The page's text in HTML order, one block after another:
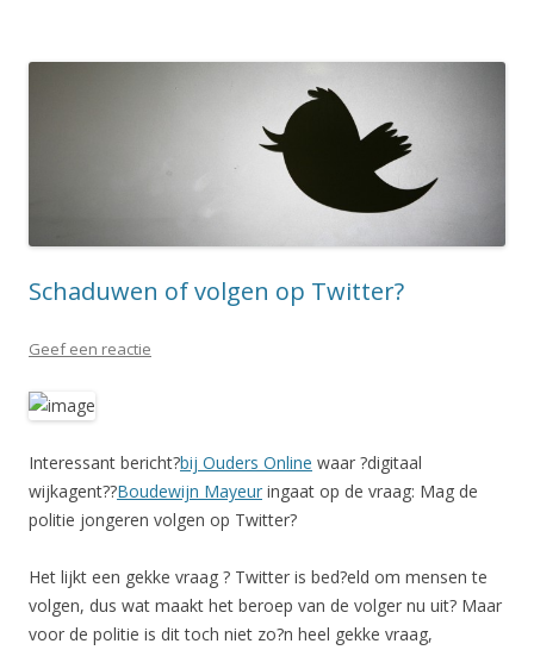
Schaduwen of volgen op Twitter?
Geef een reactie
Interessant bericht?bij Ouders Online waar ?digitaal
wijkagent??Boudewijn Mayeur ingaat op de vraag: Mag de
politie jongeren volgen op Twitter?
Het lijkt een gekke vraag ? Twitter is bed?eld om mensen te
volgen, dus wat maakt het beroep van de volger nu uit? Maar
voor de politie is dit toch niet zo?n heel gekke vraag,